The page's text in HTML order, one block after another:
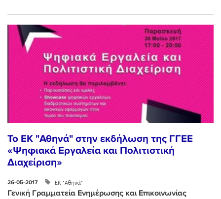
To EK "Αθηνά" στην εκδήλωση της ΓΓΕΕ
«Ψηφιακά Εργαλεία και Πολιτιστική
Διαχείριση»
26-05-2017 ΕΚ "Αθηνά"
Γενική Γραμματεία Ενημέρωσης και Επικοινωνίας